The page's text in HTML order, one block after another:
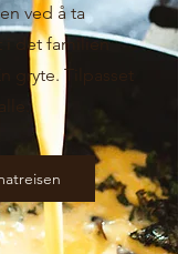
ved å ta
i det familien
gryte. Tilpasset